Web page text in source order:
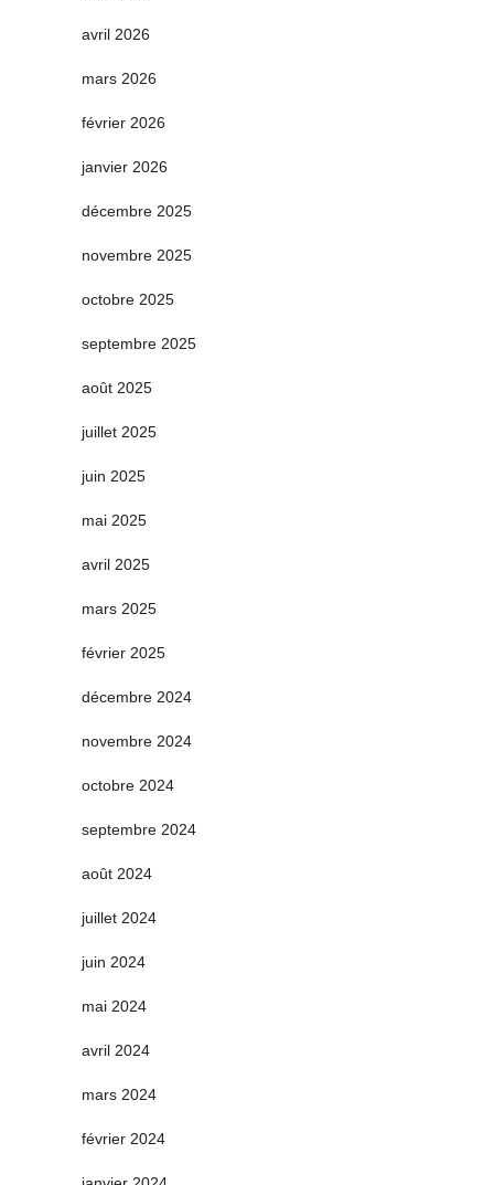
avril 2026
mars 2026
février 2026
janvier 2026
décembre 2025
novembre 2025
octobre 2025
septembre 2025
août 2025
juillet 2025
juin 2025
mai 2025
avril 2025
mars 2025
février 2025
décembre 2024
novembre 2024
octobre 2024
septembre 2024
août 2024
juillet 2024
juin 2024
mai 2024
avril 2024
mars 2024
février 2024